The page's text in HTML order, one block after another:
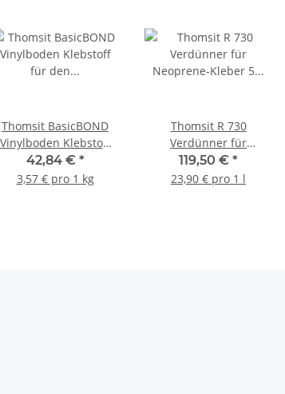
Thomsit BasicBOND
Vinylboden Klebstoff
für den Wohnbereich
12kg
42,84 € *
3,57 € pro 1 kg
Thomsit R 730
Verdünner für
Neoprene-Kleber 5
Liter
119,50 € *
23,90 € pro 1 l